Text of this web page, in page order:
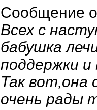
Сообщение
Всех с
бабушка
поддержки и
Так вот,она
очень рады